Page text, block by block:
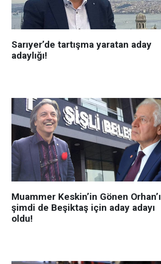
Sarıyer’de tartışma yaratan aday
adaylığı!
Muammer Keskin’in Gönen Orhan’ı
şimdi de Beşiktaş için aday adayı
oldu!